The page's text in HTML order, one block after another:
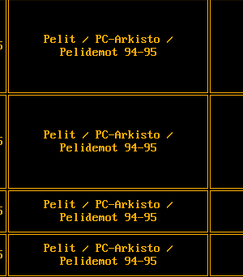
Pelit / PC-Arkisto /
Pelidemot 94-95
Pelit / PC-Arkisto /
Pelidemot 94-95
Pelit / PC-Arkisto /
Pelidemot 94-95
Pelit / PC-Arkisto /
Pelidemot 94-95